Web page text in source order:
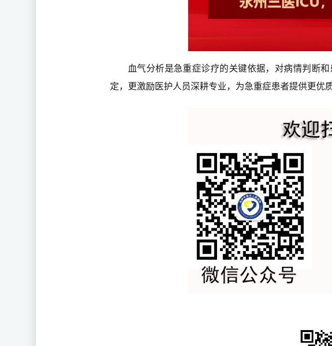
血气分析是急重症诊疗的关键依据，对病情判断
定，更激励医护人员深耕专业，为急重症患者提供更优